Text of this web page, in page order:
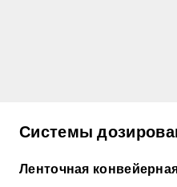
Системы
Ленточная